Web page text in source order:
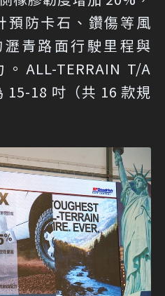
預防卡石、鑽傷等風
青路面行駛里程與
ALL-TERRAIN T/A
15-18 吋（共 16 款規